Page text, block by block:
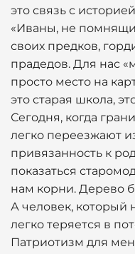
это связь с
«Иваны, не
своих предков,
прадедов. Для нас
просто место на
это старая школа,
Сегодня, когда
легко переезжают
привязанность к
показаться
нам корни. Дерево
А человек, который
легко теряется в
Патриотизм для